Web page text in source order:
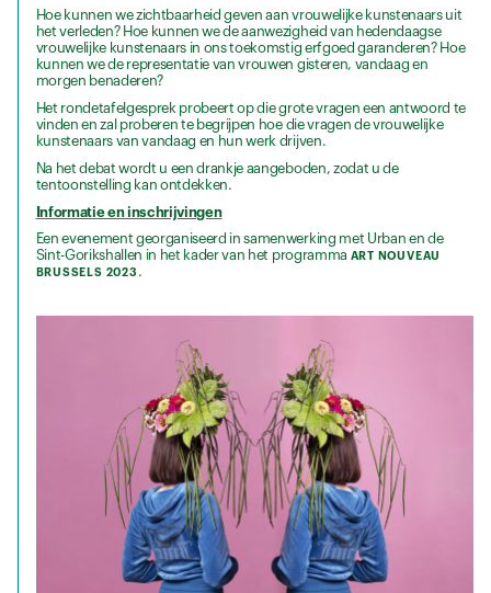
Hoe kunnen we zichtbaarheid geven aan vrouwelijke kunstenaars uit
het verleden? Hoe kunnen we de aanwezigheid van hedendaagse
vrouwelijke kunstenaars in ons toekomstig erfgoed garanderen? Hoe
kunnen we de representatie van vrouwen gisteren, vandaag en
morgen benaderen?
Het rondetafelgesprek probeert op die grote vragen een antwoord te
vinden en zal proberen te begrijpen hoe die vragen de vrouwelijke
kunstenaars van vandaag en hun werk drijven.
Na het debat wordt u een drankje aangeboden, zodat u de
tentoonstelling kan ontdekken.
Informatie en inschrijvingen
Een evenement georganiseerd in samenwerking met Urban en de
Sint-Gorikshallen in het kader van het programma ART NOUVEAU
BRUSSELS 2023 .